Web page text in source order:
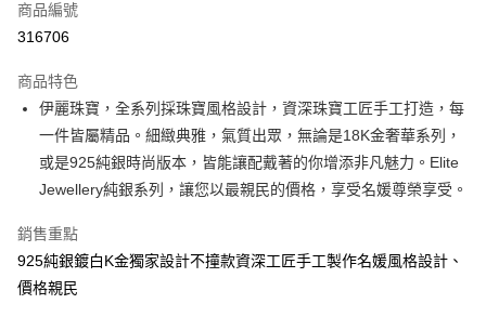
LINE Pay
街口支付
悠遊付
Google Pay
AFTEE先享後付
相關說明
AFTEE先享後付是「在收到商品之後才付款」的支付方式。 讓您購物簡單
ATM付款
商品編號
316706
商品特色
伊麗珠寶，全系列採珠寶風格設計，資深珠寶工匠手工打造，每
一件皆屬精品。細緻典雅，氣質出眾，無論是18K金奢華系列，
或是925純銀時尚版本，皆能讓配戴著的你增添非凡魅力。Elite
Jewellery純銀系列，讓您以最親民的價格，享受名媛尊榮享受。
銷售重點
925純銀鍍白K金獨家設計不撞款資深工匠手工製作名媛風格設計、
價格親民